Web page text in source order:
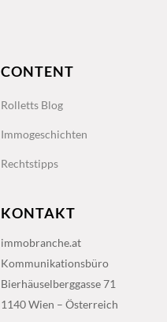
CONTENT
Rolletts Blog
Immogeschichten
Rechtstipps
KONTAKT
immobranche.at
Kommunikationsbüro
Bierhäuselberggasse 71
1140 Wien – Österreich